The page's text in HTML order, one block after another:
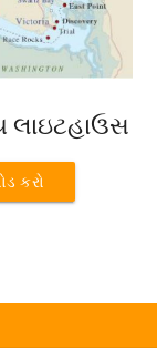
લાઇટહાઉસ
કરો